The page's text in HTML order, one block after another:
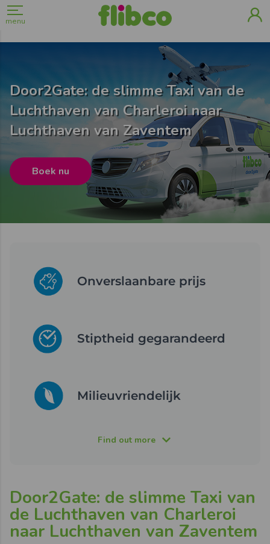
menu
Door2Gate: de slimme Taxi van de
Luchthaven van Charleroi naar
Luchthaven van Zaventem
Boek nu
Onverslaanbare prijs
Stiptheid gegarandeerd
Milieuvriendelijk
Find out more
Door2Gate: de slimme Taxi van
de Luchthaven van Charleroi
naar Luchthaven van Zaventem